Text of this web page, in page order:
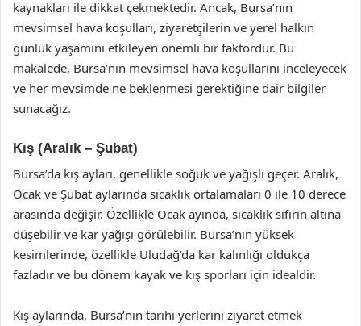
kaynakları ile dikkat çekmektedir. Ancak, Bursa’nın
mevsimsel hava koşulları, ziyaretçilerin ve yerel halkın
günlük yaşamını etkileyen önemli bir faktördür. Bu
makalede, Bursa’nın mevsimsel hava koşullarını inceleyecek
ve her mevsimde ne beklenmesi gerektiğine dair bilgiler
sunacağız.
Kış (Aralık – Şubat)
Bursa’da kış ayları, genellikle soğuk ve yağışlı geçer. Aralık,
Ocak ve Şubat aylarında sıcaklık ortalamaları 0 ile 10 derece
arasında değişir. Özellikle Ocak ayında, sıcaklık sıfırın altına
düşebilir ve kar yağışı görülebilir. Bursa’nın yüksek
kesimlerinde, özellikle Uludağ’da kar kalınlığı oldukça
fazladır ve bu dönem kayak ve kış sporları için idealdir.
Kış aylarında, Bursa’nın tarihi yerlerini ziyaret etmek